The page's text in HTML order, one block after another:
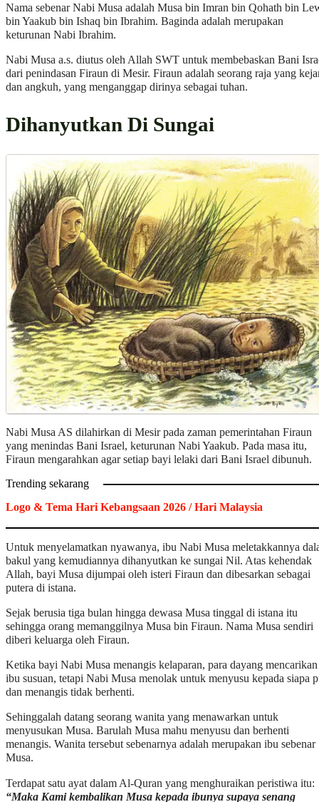
Nama sebenar Nabi Musa adalah Musa bin Imran bin Qohath bin
bin Yaakub bin Ishaq bin Ibrahim. Baginda adalah merupakan
keturunan Nabi Ibrahim.
Nabi Musa a.s. diutus oleh Allah SWT untuk membebaskan Bani
dari penindasan Firaun di Mesir. Firaun adalah seorang raja yang
dan angkuh, yang menganggap dirinya sebagai tuhan.
Dihanyutkan Di Sungai
Nabi Musa AS dilahirkan di Mesir pada zaman pemerintahan Firaun
yang menindas Bani Israel, keturunan Nabi Yaakub. Pada masa itu,
Firaun mengarahkan agar setiap bayi lelaki dari Bani Israel dibunuh.
Trending sekarang
Logo & Tema Hari Kebangsaan 2026 / Hari Malaysia
Untuk menyelamatkan nyawanya, ibu Nabi Musa meletakkannya
bakul yang kemudiannya dihanyutkan ke sungai Nil. Atas kehendak
Allah, bayi Musa dijumpai oleh isteri Firaun dan dibesarkan sebagai
putera di istana.
Sejak berusia tiga bulan hingga dewasa Musa tinggal di istana itu
sehingga orang memanggilnya Musa bin Firaun. Nama Musa sendiri
diberi keluarga oleh Firaun.
Ketika bayi Nabi Musa menangis kelaparan, para dayang mencarikan
ibu susuan, tetapi Nabi Musa menolak untuk menyusu kepada siapa
dan menangis tidak berhenti.
Sehinggalah datang seorang wanita yang menawarkan untuk
menyusukan Musa. Barulah Musa mahu menyusu dan berhenti
menangis. Wanita tersebut sebenarnya adalah merupakan ibu sebenar
Musa.
Terdapat satu ayat dalam Al-Quran yang menghuraikan peristiwa itu:
“Maka Kami kembalikan Musa kepada ibunya supaya senang